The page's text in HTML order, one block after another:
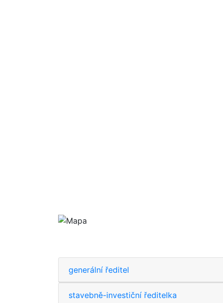
generální ředitel
stavebně-investiční ředitelka